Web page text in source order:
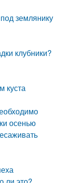
землянику
клубники?
куста
осенью